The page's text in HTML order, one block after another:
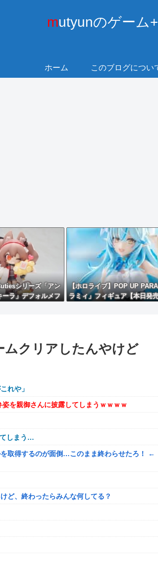
mutyunのゲー
ホーム このブログについ
シリーズ「アン
ーラ」デフォルメフ
【ホロライブ】POP UP
ラミィ」フィギュア【本日発
クリアしたんやけど
れや」
を親御さんに披露してしまうｗｗｗｗ
てしまう…
を取得するのが面倒…このまま終わらせたろ！ ←
ど、終わったらみんな何してる？